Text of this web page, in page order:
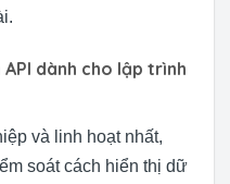
dành cho lập trình
và linh hoạt nhất,
soát cách hiển thị dữ